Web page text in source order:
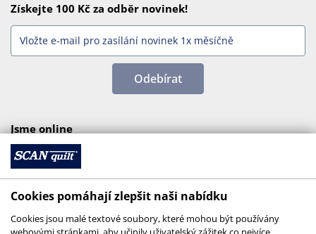
Získejte 100 Kč za odběr novinek!
Odebírat
Jsme online
Cookies pomáhají zlepšit naši nabídku
Cookies jsou malé textové soubory, které mohou být používány